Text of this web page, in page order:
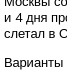
и 4 дня
слетал в
Варианты